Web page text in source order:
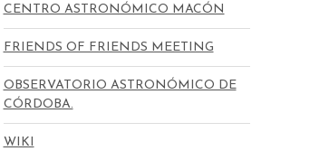
CENTRO ASTRONÓMICO MACÓN
FRIENDS OF FRIENDS MEETING
OBSERVATORIO ASTRONÓMICO DE
CÓRDOBA.
WIKI